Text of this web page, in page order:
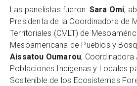
Las panelistas fueron: Sara Omi,
Presidenta de la Coordinadora de
Territoriales (CMLT) de
Mesoamericana de Pueblos y
Aissatou Oumarou, Coordinadora
Poblaciones Indígenas y Locales
Sostenible de los Ecosistemas